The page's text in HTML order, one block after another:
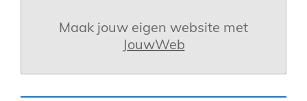
Maak jouw eigen website met
JouwWeb